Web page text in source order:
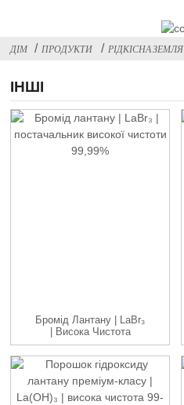
ДІМ ПРОДУКТИ РІДКІСНА ЗЕМЛЯ
ІНШІ
Бромід Лантану | LaBr₃
| Висока Чистота
99,99% ...